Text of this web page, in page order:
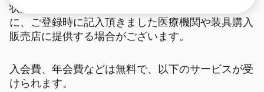
状況などの情報は、製品を適切にご使用頂くため
に、ご登録時に記入頂きました医療機関や装具購入
販売店に提供する場合がございます。
入会費、年会費などは無料で、以下のサービスが受
けられます。